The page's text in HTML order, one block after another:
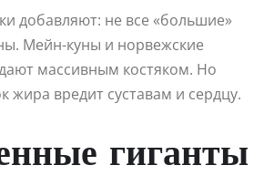
добавляют: не все «большие»
Мейн-куны и норвежские
массивным костяком. Но
жира вредит суставам и сердцу.
гиганты